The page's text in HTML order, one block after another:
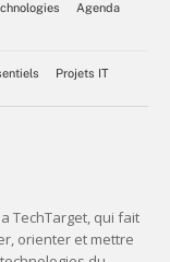
Agenda
Projets IT